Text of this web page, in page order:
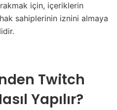
için, içeriklerin
sahiplerinin iznini almaya
Twitch
Yapılır?